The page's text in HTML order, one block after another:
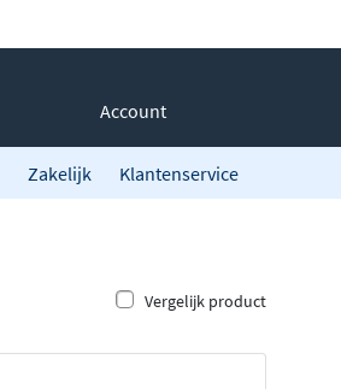
Account
Zakelijk Klantenservice
Vergelijk product